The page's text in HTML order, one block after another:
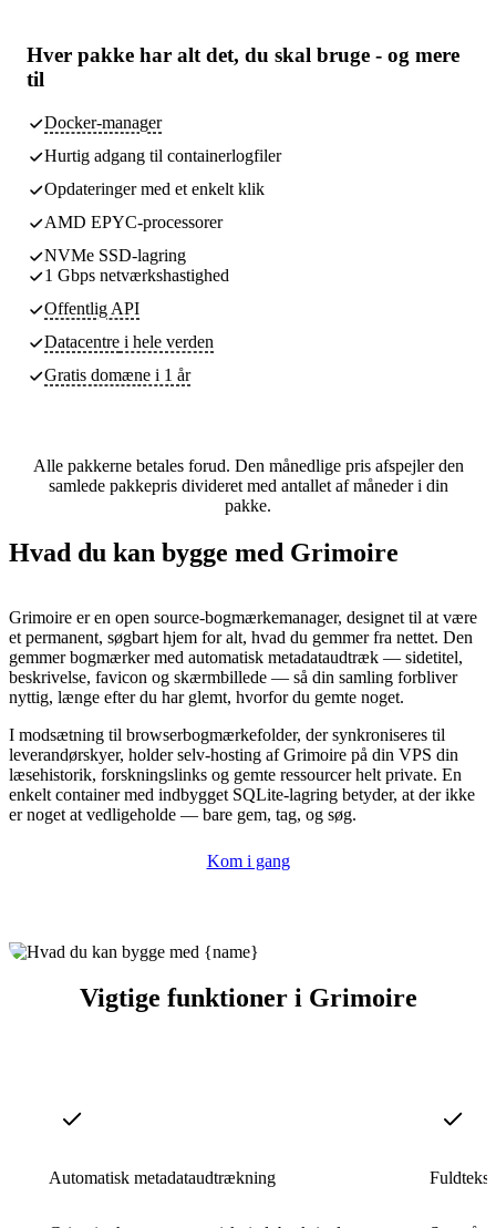
Hver pakke har alt det, du skal bruge - og mere
til
Docker-manager
Hurtig adgang til containerlogfiler
Opdateringer med et enkelt klik
AMD EPYC-processorer
NVMe SSD-lagring
1 Gbps netværkshastighed
Offentlig API
Datacentre i hele verden
Gratis domæne i 1 år
Alle pakkerne betales forud. Den månedlige pris afspejler den
samlede pakkepris divideret med antallet af måneder i din
pakke.
Hvad du kan bygge med Grimoire
Grimoire er en open source-bogmærkemanager, designet til at være
et permanent, søgbart hjem for alt, hvad du gemmer fra nettet. Den
gemmer bogmærker med automatisk metadataudtræk — sidetitel,
beskrivelse, favicon og skærmbillede — så din samling forbliver
nyttig, længe efter du har glemt, hvorfor du gemte noget.
I modsætning til browserbogmærkefolder, der synkroniseres til
leverandørskyer, holder selv-hosting af Grimoire på din VPS din
læsehistorik, forskningslinks og gemte ressourcer helt private. En
enkelt container med indbygget SQLite-lagring betyder, at der ikke
er noget at vedligeholde — bare gem, tag, og søg.
Kom i gang
Vigtige funktioner i Grimoire
Automatisk metadataudtrækning